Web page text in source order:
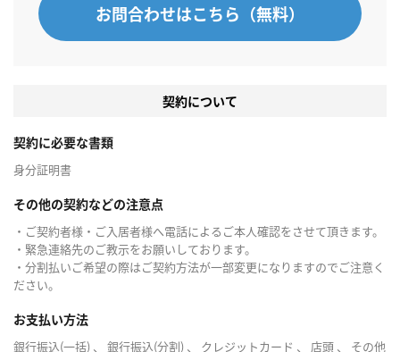
お問合わせはこちら（無料）
契約について
契約に必要な書類
身分証明書
その他の契約などの注意点
・ご契約者様・ご入居者様へ電話によるご本人確認をさせて頂きます。
・緊急連絡先のご教示をお願いしております。
・分割払いご希望の際はご契約方法が一部変更になりますのでご注意く
ださい。
お支払い方法
銀行振込(一括) 、 銀行振込(分割) 、 クレジットカード 、 店頭 、 その他